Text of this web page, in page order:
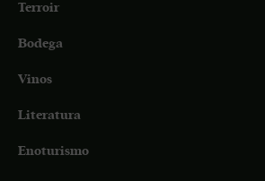
Terroir
Bodega
Vinos
Literatura
Enoturismo